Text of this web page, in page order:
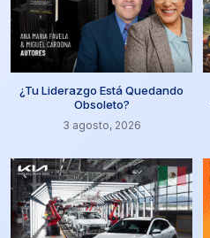
¿Tu Liderazgo Está Quedando
Obsoleto?
3 agosto, 2026